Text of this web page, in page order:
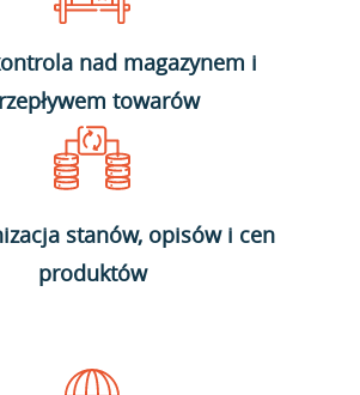
nad magazynem i
towarów
stanów, opisów i cen
produktów